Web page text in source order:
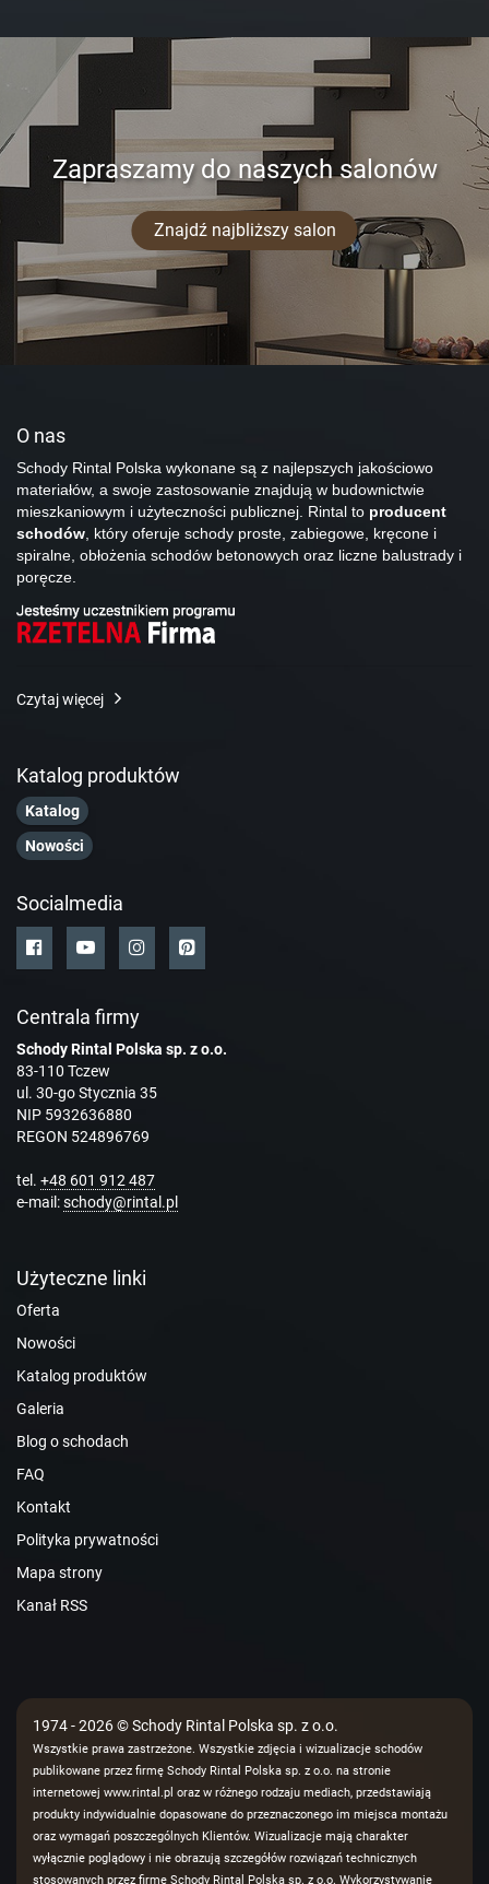
Zapraszamy do naszych salonów
Znajdź najbliższy salon
O nas
Schody Rintal Polska wykonane są z najlepszych jakościowo
materiałów, a swoje zastosowanie znajdują w budownictwie
mieszkaniowym i użyteczności publicznej. Rintal to producent
schodów, który oferuje schody proste, zabiegowe, kręcone i
spiralne, obłożenia schodów betonowych oraz liczne balustrady i
poręcze.
Czytaj więcej
Katalog produktów
Katalog
Nowości
Socialmedia
Centrala firmy
Schody Rintal Polska sp. z o.o.
83-110 Tczew
ul. 30-go Stycznia 35
NIP 5932636880
REGON 524896769
tel. +48 601 912 487
e-mail:schody@rintal.pl
Użyteczne linki
Oferta
Nowości
Katalog produktów
Galeria
Blog o schodach
FAQ
Kontakt
Polityka prywatności
Mapa strony
Kanał RSS
1974 - 2026 © Schody Rintal Polska sp. z o.o.
Wszystkie prawa zastrzeżone. Wszystkie zdjęcia i wizualizacje schodów
publikowane przez firmę Schody Rintal Polska sp. z o.o. na stronie
internetowej www.rintal.pl oraz w różnego rodzaju mediach, przedstawiają
produkty indywidualnie dopasowane do przeznaczonego im miejsca montażu
oraz wymagań poszczególnych Klientów. Wizualizacje mają charakter
wyłącznie poglądowy i nie obrazują szczegółów rozwiązań technicznych
stosowanych przez firmę Schody Rintal Polska sp. z o.o. Wykorzystywanie